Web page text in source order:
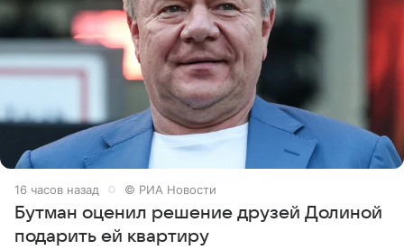
16 часов назад © РИА Новости
Бутман оценил решение друзей Долиной
подарить ей квартиру